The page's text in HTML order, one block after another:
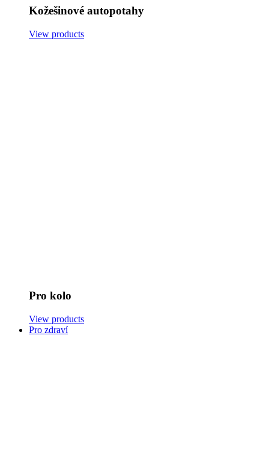
Kožešinové autopotahy
View products
Pro kolo
View products
Pro zdraví